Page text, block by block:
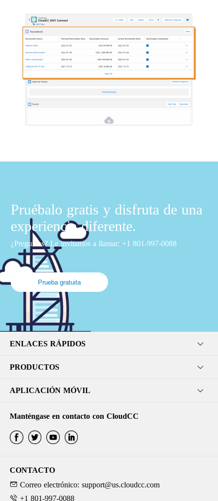
Pruébalo gratis y disfruta de una
experiencia diferente.
¿Preguntas? Le invitamos a llamar: +1 801-997-0088
Prueba gratuita
ENLACES RÁPIDOS
PRODUCTOS
APLICACIÓN MÓVIL
Manténgase en contacto con CloudCC
CONTACTO
Correo electrónico: support@us.cloudcc.com
+1 801-997-0088